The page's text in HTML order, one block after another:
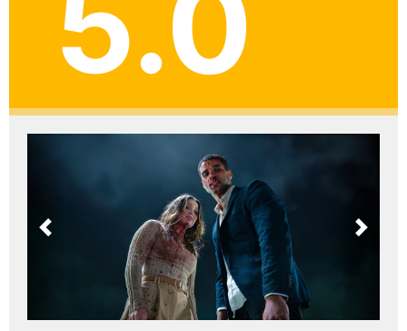
Previous Next